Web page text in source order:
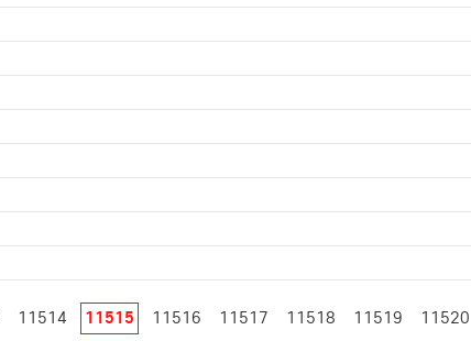
11514 11515 11516 11517 11518 11519 11520